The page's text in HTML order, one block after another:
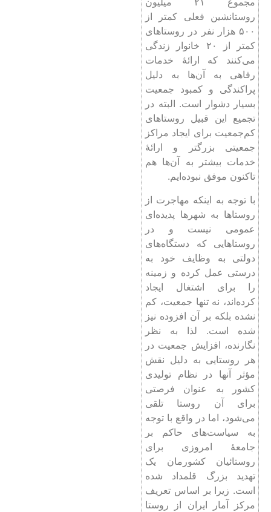
روستانشین فعلی کمتر از
۵۰۰ هزار نفر در روستاهای
کمتر از ۲۰ خانوار زندگی
می‌کنند که ارائۀ خدمات
رفاهی به آن‌ها به دلیل
پراکندگی و کمبود جمعیت
بسیار دشوار است. البته در
تجمیع این قبیل روستاهای
کم‌جمعیت برای ایجاد مراکز
جمعیتی بزرگتر و ارائۀ
خدمات بیشتر به آن‌ها هم
تاکنون موفق نبوده‌ایم.
با توجه به اینکه مهاجرت از
روستاها به شهرها پدیده‌ای
عمومی نیست و در
روستاهایی که دستگاه‌های
دولتی به وظایف خود به
‌درستی عمل کرده و زمینه
را برای اشتغال ایجاد
کرده‌اند، نه تنها جمعیت، کم
نشده بلکه بر آن افزوده نیز
شده است. لذا به نظر
نگارنده، افزایش جمعیت در
هر روستایی به دلیل نقش
مؤثر آنها در نظام تولیدی
کشور به عنوان فرصتی
برای آن روستا تلقی
می‌شود، اما در واقع با توجه
به سیاست‌های حاکم بر
جامعۀ امروزی برای
روستائیان کشورمان یک
تهدید بزرگ قلمداد شده
است. زیرا بر اساس تعریف
مرکز آمار ایران از روستا